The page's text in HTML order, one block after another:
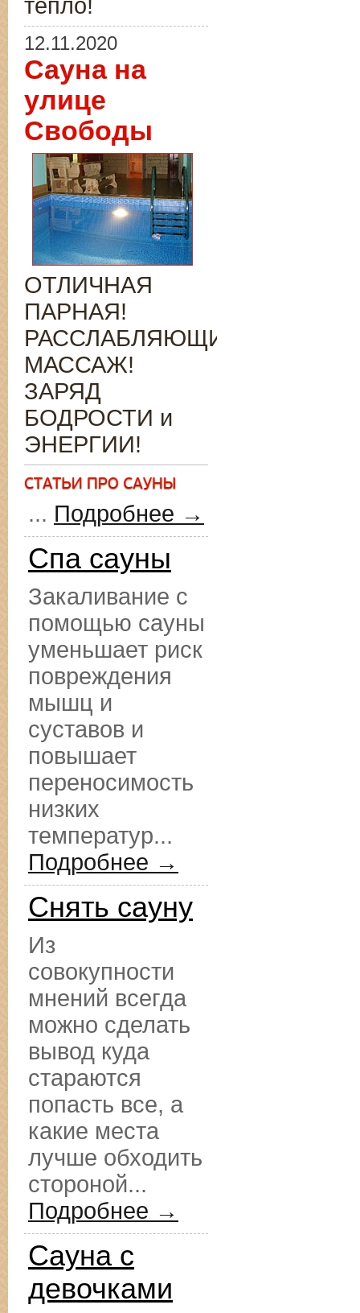
тепло!
12.11.2020
Сауна на
улице
Свободы
ОТЛИЧНАЯ
ПАРНАЯ!
РАССЛАБЛЯЮЩИЙ
МАССАЖ!
ЗАРЯД
БОДРОСТИ и
ЭНЕРГИИ!
... Подробнее →
Спа сауны
Закаливание с
помощью сауны
уменьшает риск
повреждения
мышц и
суставов и
повышает
переносимость
низких
температур...
Подробнее →
Снять сауну
Из
совокупности
мнений всегда
можно сделать
вывод куда
стараются
попасть все, а
какие места
лучше обходить
стороной...
Подробнее →
Сауна с
девочками